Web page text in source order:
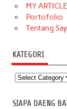
MY
Portofolio
Tentang
KATEGORI
Kategori
SIAPA DAENG